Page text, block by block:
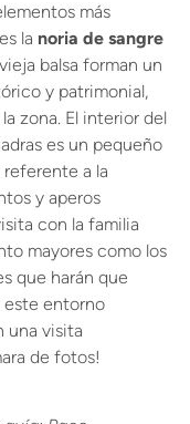
más
la noria de sangre
balsa forman un
y patrimonial,
zona. El interior del
es un pequeño
a la
y aperos
con la familia
mayores como los
que harán que
este entorno
una visita
de fotos!